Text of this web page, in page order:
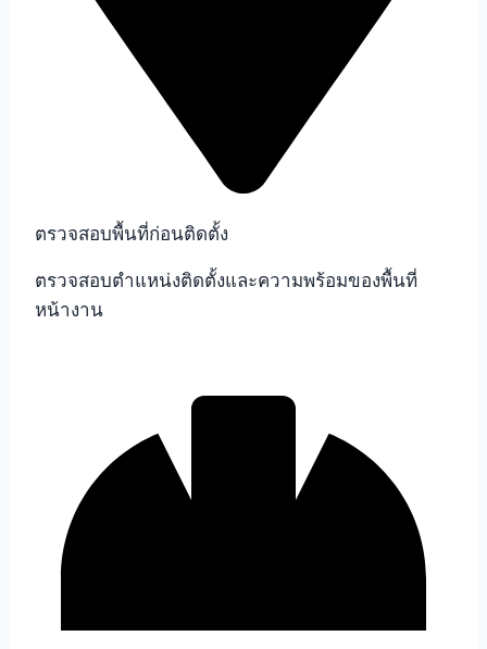
ตรวจสอบพื้นที่ก่อนติดตั้ง
ตรวจสอบตำแหน่งติดตั้งและความพร้อมของพื้นที่
หน้างาน